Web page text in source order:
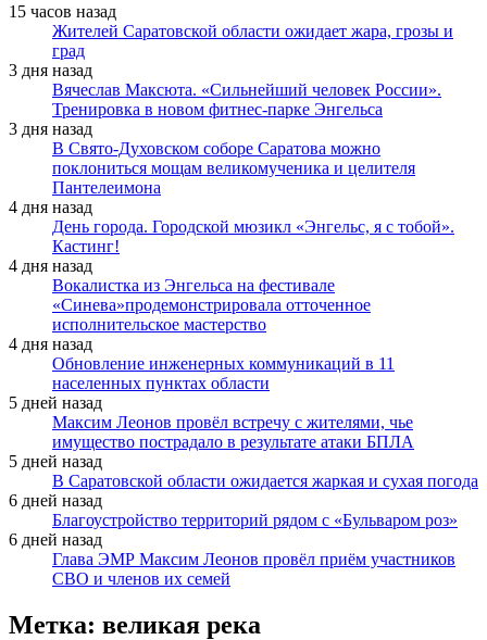
15 часов назад
Жителей Саратовской области ожидает жара, грозы и
град
3 дня назад
Вячеслав Максюта. «Сильнейший человек России».
Тренировка в новом фитнес-парке Энгельса
3 дня назад
В Свято-Духовском соборе Саратова можно
поклониться мощам великомученика и целителя
Пантелеимона
4 дня назад
День города. Городской мюзикл «Энгельс, я с тобой».
Кастинг!
4 дня назад
Вокалистка из Энгельса на фестивале
«Синева»продемонстрировала отточенное
исполнительское мастерство
4 дня назад
Обновление инженерных коммуникаций в 11
населенных пунктах области
5 дней назад
Максим Леонов провёл встречу с жителями, чье
имущество пострадало в результате атаки БПЛА
5 дней назад
В Саратовской области ожидается жаркая и сухая погода
6 дней назад
Благоустройство территорий рядом с «Бульваром роз»
6 дней назад
Глава ЭМР Максим Леонов провёл приём участников
СВО и членов их семей
Метка: великая река